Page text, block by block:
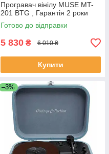
Програвач вінілу MUSE MT-
201 BTG , Гарантія 2 роки
Готово до відправки
5 830 ₴ 6 010 ₴
Купити
–3%